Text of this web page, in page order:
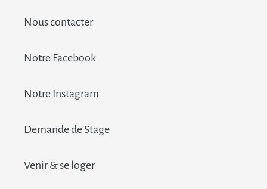
Nous contacter
Notre Facebook
Notre Instagram
Demande de Stage
Venir & se loger